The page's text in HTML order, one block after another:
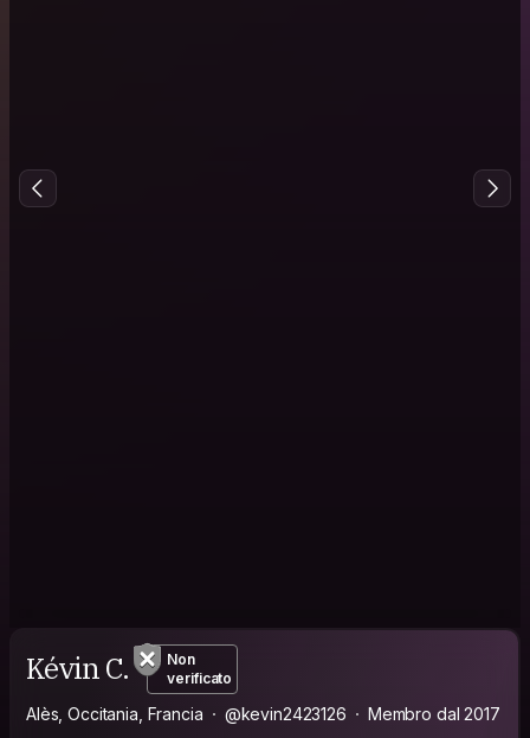
Kévin C.
Non
verificato
Alès, Occitania, Francia @kevin2423126 Membro dal 2017